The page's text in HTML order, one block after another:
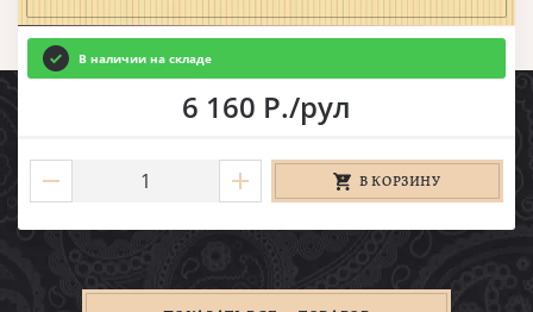
В наличии на складе
6 160 Р./рул
В КОРЗИНУ